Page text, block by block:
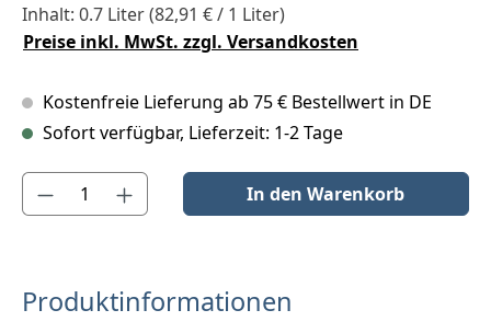
Inhalt: 0.7 Liter(82,91 € / 1 Liter)
Preise inkl. MwSt. zzgl. Versandkosten
Kostenfreie Lieferung ab 75 € Bestellwert in DE
Sofort verfügbar, Lieferzeit: 1-2 Tage
Produkt Anzahl: Gib den gewünschten Wert ein oder benutze
In den Warenkorb
Produktinformationen